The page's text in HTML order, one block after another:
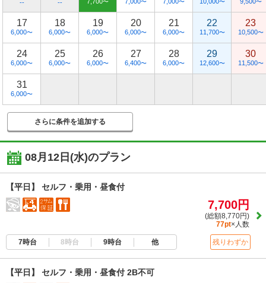
-- -- 7,700〜 7,000〜 7,000〜 10,000〜 9,500〜
17
6,000〜
18
6,000〜
19
6,000〜
20
6,000〜
21
6,000〜
22
11,700〜
23
10,500〜
24
6,000〜
25
6,000〜
26
6,000〜
27
6,400〜
28
6,000〜
29
12,600〜
30
11,500〜
31
6,000〜
さらに条件を追加する
08月12日(水)のプラン
【平日】 セルフ・乗用・昼食付
7,700円
(総額8,770円)
77pt×人数
7時台 8時台 9時台 他 残りわずか
【平日】 セルフ・乗用・昼食付 2B不可